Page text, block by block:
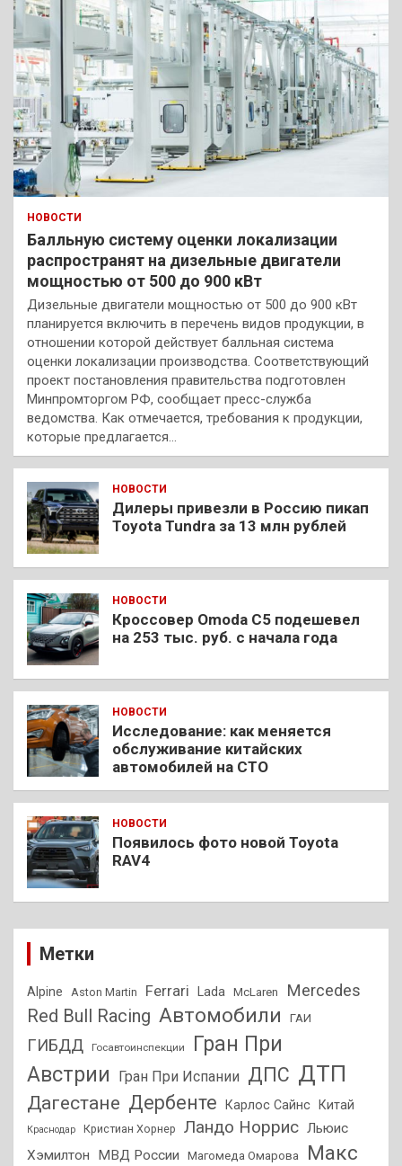
НОВОСТИ
Балльную систему оценки локализации
распространят на дизельные двигатели
мощностью от 500 до 900 кВт
Дизельные двигатели мощностью от 500 до 900 кВт
планируется включить в перечень видов продукции, в
отношении которой действует балльная система
оценки локализации производства. Соответствующий
проект постановления правительства подготовлен
Минпромторгом РФ, сообщает пресс-служба
ведомства. Как отмечается, требования к продукции,
которые предлагается…
НОВОСТИ
Дилеры привезли в Россию пикап
Toyota Tundra за 13 млн рублей
НОВОСТИ
Кроссовер Omoda C5 подешевел
на 253 тыс. руб. с начала года
НОВОСТИ
Исследование: как меняется
обслуживание китайских
автомобилей на СТО
НОВОСТИ
Появилось фото новой Toyota
RAV4
Метки
Alpine Aston Martin Ferrari Lada McLaren Mercedes
Red Bull Racing Автомобили ГАИ
ГИБДД Госавтоинспекции
Гран При
Австрии
Гран При Испании ДПС ДТП
Дагестане Дербенте Карлос Сайнс Китай
Краснодар Кристиан Хорнер Ландо Норрис Льюис
Хэмилтон
МВД России Магомеда Омарова
Макс